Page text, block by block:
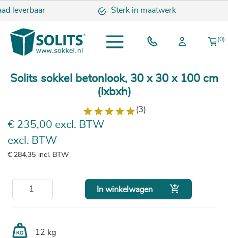
leverbaar Sterk in maatwerk
(0)
Solits sokkel betonlook, 30 x 30 x 100 cm
(lxbxh)
(3)
€ 235,00 excl. BTW
excl. BTW
€ 284,35 incl. BTW
In winkelwagen 
12 kg